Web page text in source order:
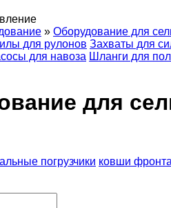
» Оборудование для
для рулонов Захваты для
для навоза Шланги для
для
погрузчики ковши